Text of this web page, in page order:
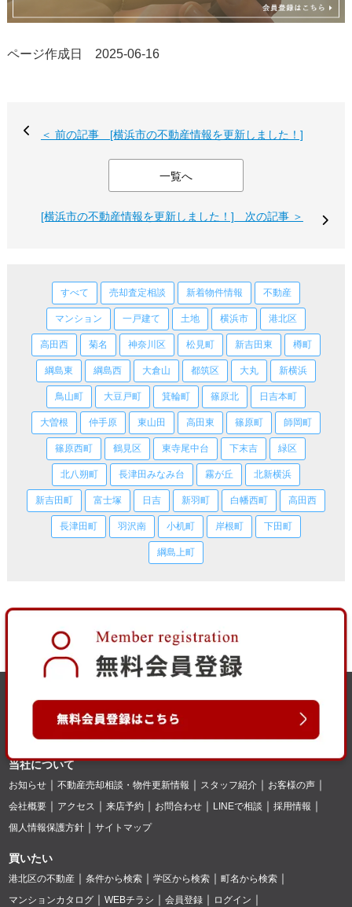
ページ作成日 2025-06-16
＜ 前の記事 [横浜市の不動産情報を更新しました！]
一覧へ
[横浜市の不動産情報を更新しました！] 次の記事 ＞
すべて 売却査定相談 新着物件情報 不動産
マンション 一戸建て 土地 横浜市 港北区
高田西 菊名 神奈川区 松見町 新吉田東 樽町
綱島東 綱島西 大倉山 都筑区 大丸 新横浜
鳥山町 大豆戸町 箕輪町 篠原北 日吉本町
大曽根 仲手原 東山田 高田東 篠原町 師岡町
篠原西町 鶴見区 東寺尾中台 下末吉 緑区
北八朔町 長津田みなみ台 霧が丘 北新横浜
新吉田町 富士塚 日吉 新羽町 白幡西町 高田西
長津田町 羽沢南 小机町 岸根町 下田町
綱島上町
当社について
お知らせ 不動産売却相談・物件更新情報 スタッフ紹介
お客様の声
会社概要
アクセス 来店予約 お問合わせ LINEで相談
採用情報
個人情報保護方針
サイトマップ
買いたい
港北区の不動産 条件から検索 学区から検索
町名から検索
マンションカタログ
WEBチラシ 会員登録
ログイン